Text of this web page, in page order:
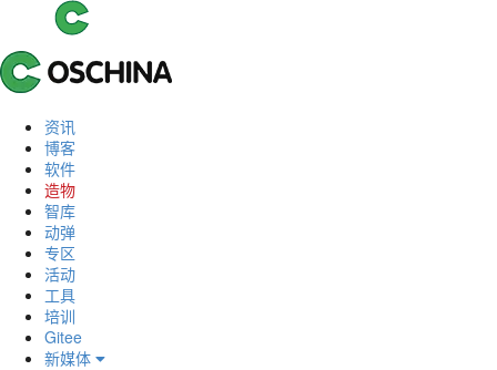
资讯
博客
软件
造物
智库
动弹
专区
活动
工具
培训
Gitee
新媒体